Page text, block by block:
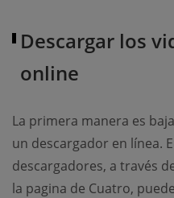
Descargar los
online
La primera manera es
un descargador en línea.
descargadores, a través
la pagina de Cuatro,